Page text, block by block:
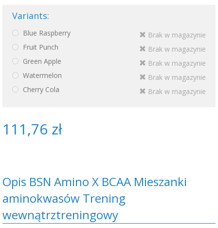
Variants:
Blue Raspberry
Brak w magazynie
Fruit Punch
Brak w magazynie
Green Apple
Brak w magazynie
Watermelon
Brak w magazynie
Cherry Cola
Brak w magazynie
111,76 zł
Opis BSN Amino X BCAA Mieszanki
aminokwasów Trening
wewnątrztreningowy